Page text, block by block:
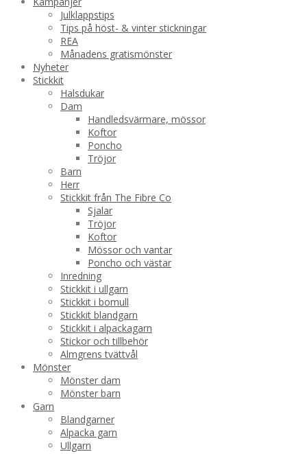
Julklappstips
Tips på höst- & vinter stickningar
REA
Månadens gratismönster
Nyheter
Stickkit
Halsdukar
Dam
Handledsvärmare, mössor
Koftor
Poncho
Tröjor
Barn
Herr
Stickkit från The Fibre Co
Sjalar
Tröjor
Koftor
Mössor och vantar
Poncho och västar
Inredning
Stickkit i ullgarn
Stickkit i bomull
Stickkit blandgarn
Stickkit i alpackagarn
Stickor och tillbehör
Almgrens tvättvål
Mönster
Mönster dam
Mönster barn
Garn
Blandgarner
Alpacka garn
Ullgarn